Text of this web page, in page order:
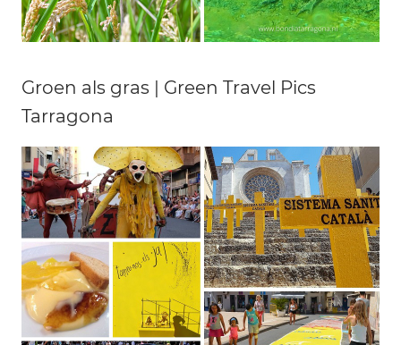
Groen als gras | Green Travel Pics
Tarragona